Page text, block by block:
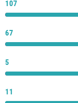
107
67
5
11